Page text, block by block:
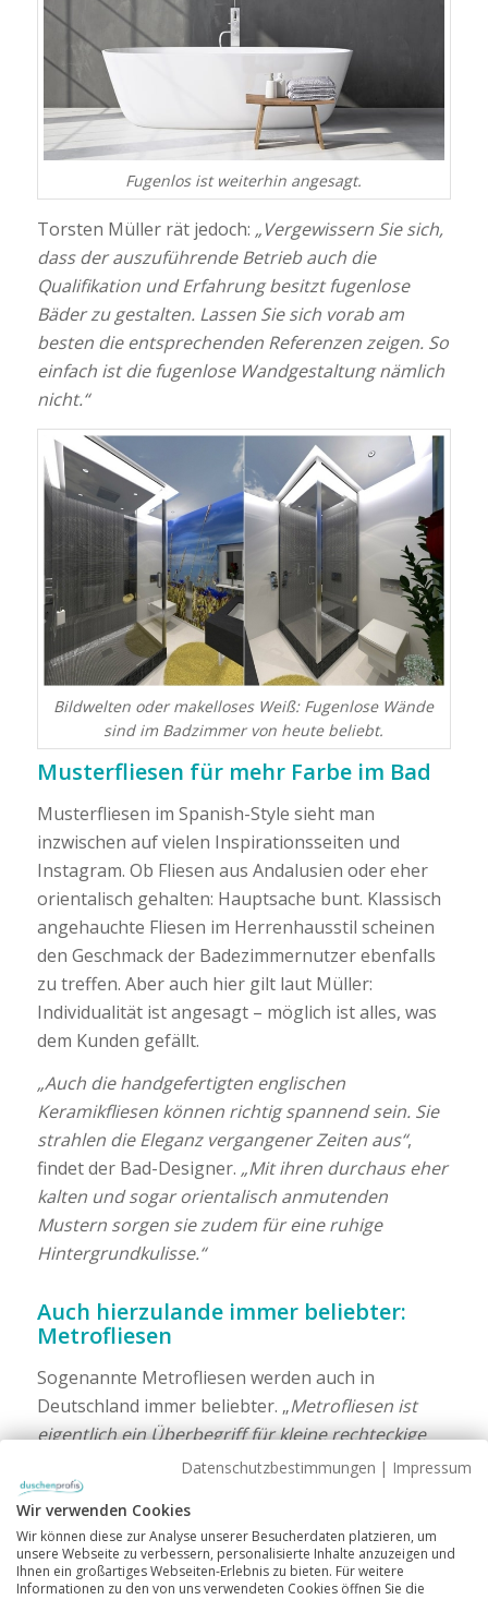
Fugenlos ist weiterhin angesagt.
Torsten Müller rät jedoch: „Vergewissern Sie sich,
dass der auszuführende Betrieb auch die
Qualifikation und Erfahrung besitzt fugenlose
Bäder zu gestalten. Lassen Sie sich vorab am
besten die entsprechenden Referenzen zeigen. So
einfach ist die fugenlose Wandgestaltung nämlich
nicht.“
Bildwelten oder makelloses Weiß: Fugenlose Wände
sind im Badzimmer von heute beliebt.
Musterfliesen für mehr Farbe im Bad
Musterfliesen im Spanish-Style sieht man
inzwischen auf vielen Inspirationsseiten und
Instagram. Ob Fliesen aus Andalusien oder eher
orientalisch gehalten: Hauptsache bunt. Klassisch
angehauchte Fliesen im Herrenhausstil scheinen
den Geschmack der Badezimmernutzer ebenfalls
zu treffen. Aber auch hier gilt laut Müller:
Individualität ist angesagt – möglich ist alles, was
dem Kunden gefällt.
„Auch die handgefertigten englischen
Keramikfliesen können richtig spannend sein. Sie
strahlen die Eleganz vergangener Zeiten aus“,
findet der Bad-Designer. „Mit ihren durchaus eher
kalten und sogar orientalisch anmutenden
Mustern sorgen sie zudem für eine ruhige
Hintergrundkulisse.“
Auch hierzulande immer beliebter:
Metrofliesen
Sogenannte Metrofliesen werden auch in
Deutschland immer beliebter. „Metrofliesen ist
eigentlich ein Überbegriff für kleine rechteckige
Fliesen, die ihre Wiege in England haben und
immer noch dort und in Amerika in großem
Umfang verlegt werden
Unter Metrofliesen versteht man kleinformatige
rechteckige Wandfliesen im Format 7,5x15cm,
Datenschutzbestimmungen | Impressum
Wir verwenden Cookies
Wir können diese zur Analyse unserer Besucherdaten platzieren, um
unsere Webseite zu verbessern, personalisierte Inhalte anzuzeigen und
Ihnen ein großartiges Webseiten-Erlebnis zu bieten. Für weitere
Informationen zu den von uns verwendeten Cookies öffnen Sie die